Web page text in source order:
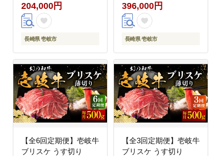
円
204,000円
長崎県 壱岐市
ゃぶ 牛肉 [JFS065]
400000 400000円 40万
円
396,000円
長崎県 壱岐市
【全6回定期便】壱岐牛
ブリスケ うす切り
【全3回定期便】壱岐牛
ブリスケ うす切り